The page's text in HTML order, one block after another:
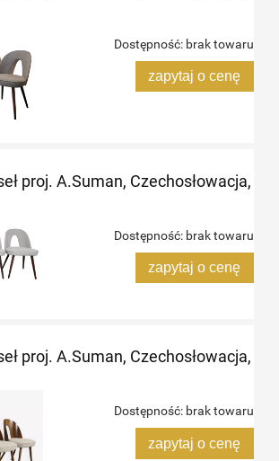
Dostępność: brak towaru
zapytaj o cenę
proj. A.Suman, Czechosłowacja,
Dostępność: brak towaru
zapytaj o cenę
proj. A.Suman, Czechosłowacja,
Dostępność: brak towaru
zapytaj o cenę